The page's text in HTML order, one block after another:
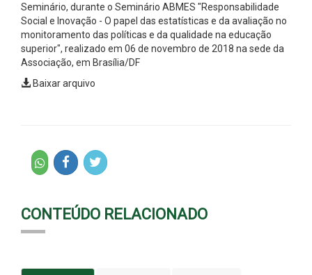
Seminário, durante o Seminário ABMES "Responsabilidade
Social e Inovação - O papel das estatísticas e da avaliação no
monitoramento das políticas e da qualidade na educação
superior", realizado em 06 de novembro de 2018 na sede da
Associação, em Brasília/DF
Baixar arquivo
CONTEÚDO RELACIONADO